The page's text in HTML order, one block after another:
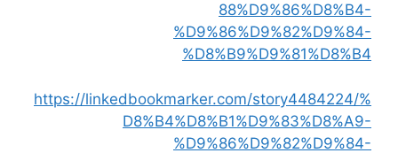
88%D9%86%D8%B4-
%D9%86%D9%82%D9%84-
%D8%B9%D9%81%D8%B4
https://linkedbookmarker.com/story4484224/%
D8%B4%D8%B1%D9%83%D8%A9-
%D9%86%D9%82%D9%84-